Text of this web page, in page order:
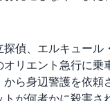
偵、エルキュー
リエント急行に
ら身辺警護を依
が何者かに殺害